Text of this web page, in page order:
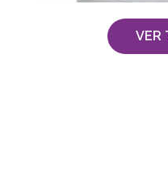
VER